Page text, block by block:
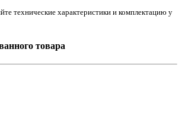
технические характеристики и комплектацию у
товара